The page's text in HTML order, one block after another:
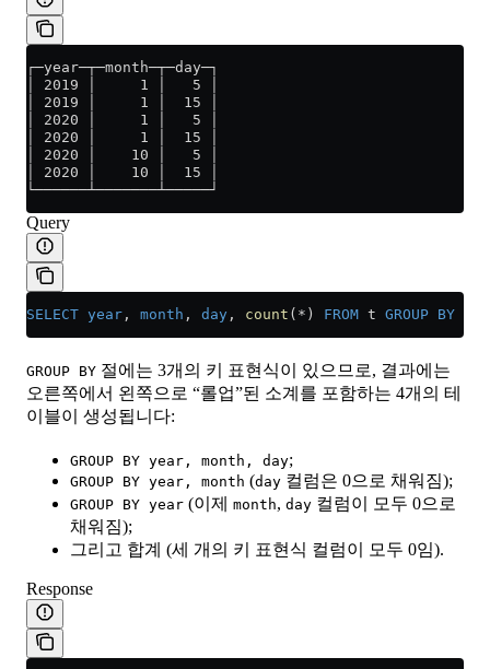
┌─year─┬─month─┬─day─┐
│ 2019 │     1 │   5 │
│ 2019 │     1 │  15 │
│ 2020 │     1 │   5 │
│ 2020 │     1 │  15 │
│ 2020 │    10 │   5 │
│ 2020 │    10 │  15 │
└──────┴───────┴─────┘
Query
SELECT year , month , day , count ( * ) FROM t GROUP BY
GROUP BY 절에는 3개의 키 표현식이 있으므로, 결과에는
오른쪽에서 왼쪽으로 “롤업”된 소계를 포함하는 4개의 테
이블이 생성됩니다:
GROUP BY year, month, day;
GROUP BY year, month (day 컬럼은 0으로 채워짐);
GROUP BY year (이제 month, day 컬럼이 모두 0으로
채워짐);
그리고 합계 (세 개의 키 표현식 컬럼이 모두 0임).
Response